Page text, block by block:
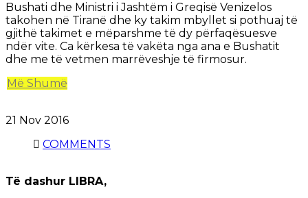
Bushati dhe Ministri i Jashtëm i Greqisë Venizelos
takohen në Tiranë dhe ky takim mbyllet si pothuaj të
gjithë takimet e mëparshme të dy përfaqësuesve
ndër vite. Ca kërkesa të vakëta nga ana e Bushatit
dhe me të vetmen marrëveshje të firmosur.
Më Shumë
21 Nov 2016
COMMENTS
Të dashur LIBRA,